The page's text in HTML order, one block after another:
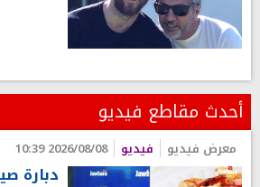
أحدث مقاطع فيديو
معرض فيديو فيديو 2026/08/08 10:39
دبارة